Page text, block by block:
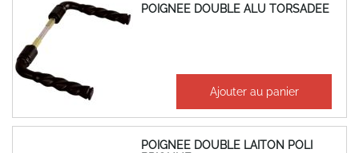
POIGNEE DOUBLE ALU TORSADEE
12,21 € Ajouter au panier
POIGNEE DOUBLE LAITON POLI